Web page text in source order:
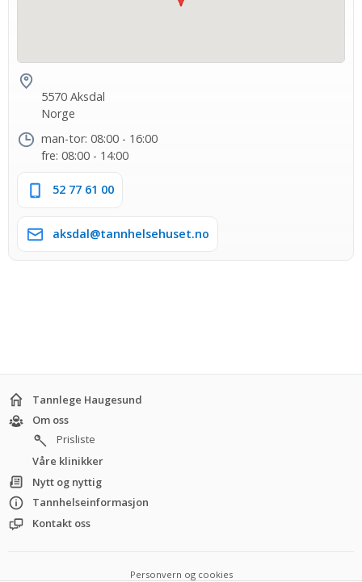
5570 Aksdal
Norge
man-tor: 08:00 - 16:00
fre: 08:00 - 14:00
52 77 61 00
aksdal@tannhelsehuset.no
Tannlege Haugesund
Om oss
Prisliste
Våre klinikker
Nytt og nyttig
Tannhelseinformasjon
Kontakt oss
Personvern og cookies